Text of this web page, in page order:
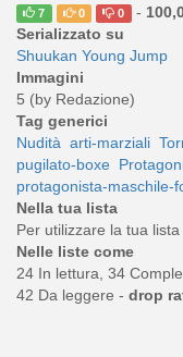
7 0 0 -
Serializzato su
Shuukan Young Jump
Immagini
5 (by Redazione)
Tag generici
Nudità arti-marziali
pugilato-boxe
protagonista-maschile-
Nella tua lista
Per utilizzare la tua
Nelle liste come
24 In lettura, 34
42 Da leggere - drop